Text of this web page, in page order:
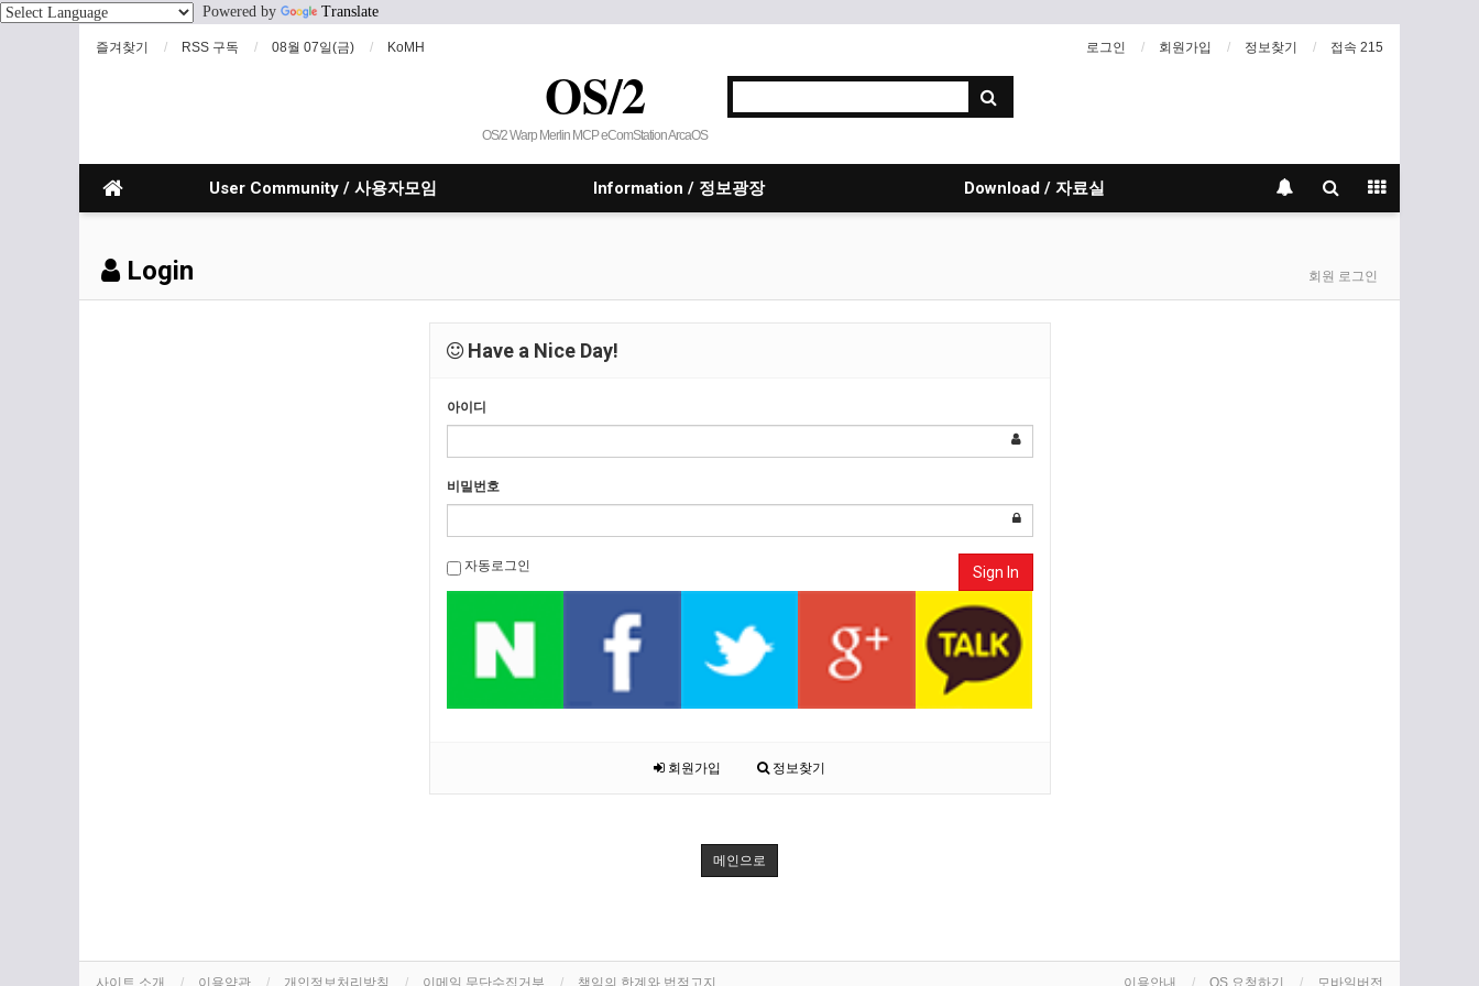
Powered by Translate
즐겨찾기 RSS 구독 08월 07일(금) KoMH 로그인 회원가입 정보찾기 접속 215
OS/2
OS/2 Warp Merlin MCP eComStation ArcaOS
User Community / 사용자모임 Information / 정보광장 Download / 자료실
Login 회원 로그인
Have a Nice Day!
아이디
비밀번호
자동로그인 Sign In
회원가입 정보찾기
메인으로
사이트 소개 이용약관 개인정보처리방침 이메일 무단수집거부 책임의 한계와 법적고지 이용안내 OS 요청하기 모바일버전